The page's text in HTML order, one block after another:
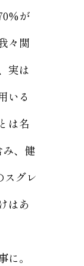
が
々関
実は
いる
は名
、健
スグレ
はあ
。